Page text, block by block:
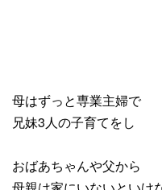
母はずっと専業主婦で
兄妹3人の子育てをし
おばあちゃんや父から